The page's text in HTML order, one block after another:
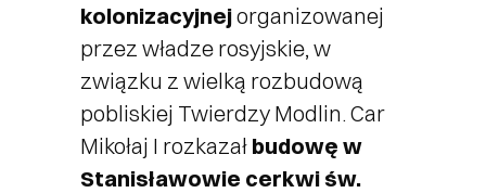
kolonizacyjnejorganizowanej
przez władze rosyjskie, w
związku z wielką rozbudową
pobliskiej Twierdzy Modlin. Car
Mikołaj I rozkazał budowę w
Stanisławowie cerkwi św.